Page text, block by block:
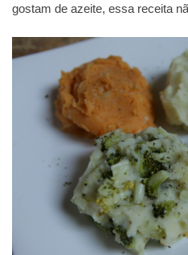
gostam de azeite, essa receita